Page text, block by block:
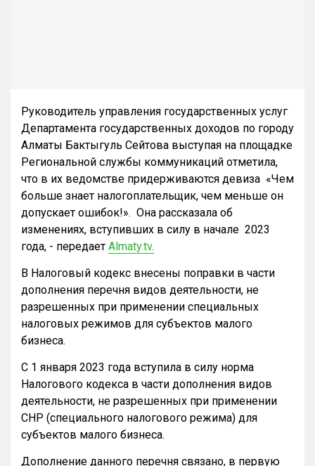
Руководитель управления государственных услуг
Департамента государственных доходов по городу
Алматы Бактыгуль Сейтова выступая на площадке
Региональной службы коммуникаций отметила,
что в их ведомстве придерживаются девиза «Чем
больше знает налогоплательщик, чем меньше он
допускает ошибок!». Она рассказала об
изменениях, вступивших в силу в начале 2023
года, - передает Almaty.tv.
В Налоговый кодекс внесены поправки в части
дополнения перечня видов деятельности, не
разрешенных при применении специальных
налоговых режимов для субъектов малого
бизнеса.
С 1 января 2023 года вступила в силу норма
Налогового кодекса в части дополнения видов
деятельности, не разрешенных при применении
СНР (специального налогового режима) для
субъектов малого бизнеса.
Дополнение данного перечня связано, в первую